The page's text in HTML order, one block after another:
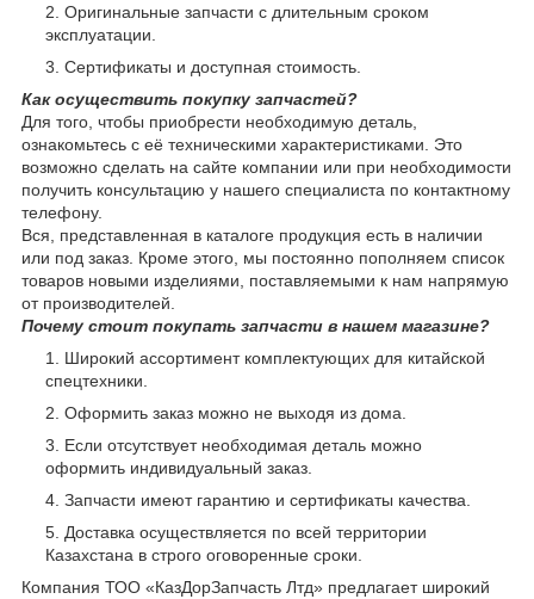
Оригинальные запчасти с длительным сроком
эксплуатации.
Сертификаты и доступная стоимость.
Как осуществить покупку запчастей?
Для того, чтобы приобрести необходимую деталь,
ознакомьтесь с её техническими характеристиками. Это
возможно сделать на сайте компании или при необходимости
получить консультацию у нашего специалиста по контактному
телефону.
Вся, представленная в каталоге продукция есть в наличии
или под заказ. Кроме этого, мы постоянно пополняем список
товаров новыми изделиями, поставляемыми к нам напрямую
от производителей.
Почему стоит покупать запчасти в нашем магазине?
Широкий ассортимент комплектующих для китайской
спецтехники.
Оформить заказ можно не выходя из дома.
Если отсутствует необходимая деталь можно
оформить индивидуальный заказ.
Запчасти имеют гарантию и сертификаты качества.
Доставка осуществляется по всей территории
Казахстана в строго оговоренные сроки.
Компания ТОО «КазДорЗапчасть Лтд» предлагает широкий